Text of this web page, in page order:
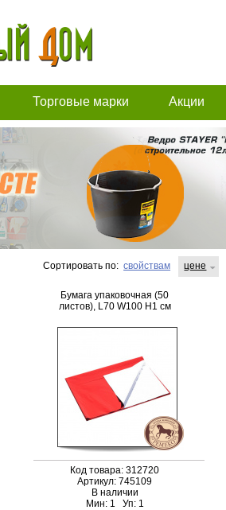
Торговые марки Акции
Сортировать по: свойствам цене
Бумага упаковочная (50
листов), L70 W100 H1 см
Код товара: 312720
Артикул: 745109
В наличии
Мин: 1 Уп: 1